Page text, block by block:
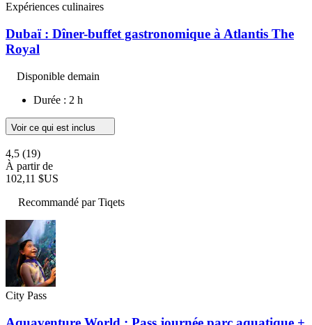
Expériences culinaires
Dubaï : Dîner-buffet gastronomique à Atlantis The
Royal
Disponible demain
Durée : 2 h
Voir ce qui est inclus
4,5 (19)
À partir de
102,11 $US
Recommandé par Tiqets
City Pass